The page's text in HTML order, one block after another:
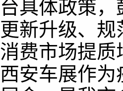
台具体政策
更新升级、
消费市场提质
西安车展作